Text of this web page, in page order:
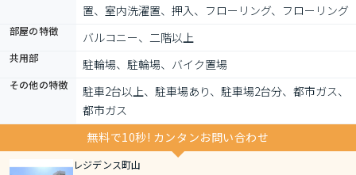
置、室内洗濯置、押入、フローリング、フローリング
部屋の特徴 バルコニー、二階以上
共用部 駐輪場、駐輪場、バイク置場
その他の特徴
駐車2台以上、駐車場あり、駐車場2台分、都市ガス、
都市ガス
無料で10秒! カンタンお問い合わせ
レジデンス町山